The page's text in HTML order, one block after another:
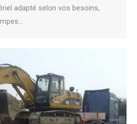
adapté selon vos besoins,